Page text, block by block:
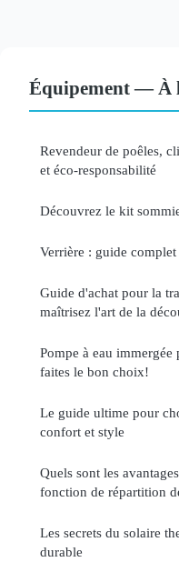
Équipement — À
Revendeur de poêles,
et éco-responsabilité
Découvrez le kit
Verrière : guide
Guide d'achat pour la
maîtrisez l'art de la
Pompe à eau
faites le bon choix!
Le guide ultime pour
confort et style
Quels sont les
fonction de répartition
Les secrets du solaire
durable